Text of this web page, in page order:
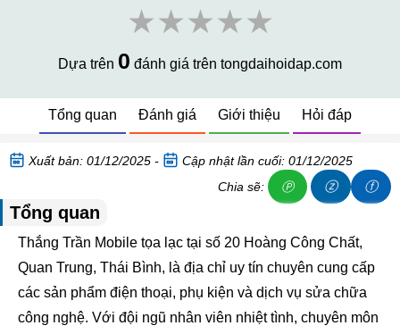
★★★★★
Dựa trên 0 đánh giá trên tongdaihoidap.com
Tổng quan Đánh giá Giới thiệu Hỏi đáp
Xuất bản: 01/12/2025 -
Cập nhật lần cuối: 01/12/2025
Chia sẽ:
Ⓟ ⓩ ⓕ
Tổng quan
Thắng Trần Mobile tọa lạc tại số 20 Hoàng Công Chất,
Quan Trung, Thái Bình, là địa chỉ uy tín chuyên cung cấp
các sản phẩm điện thoại, phụ kiện và dịch vụ sửa chữa
công nghệ. Với đội ngũ nhân viên nhiệt tình, chuyên môn